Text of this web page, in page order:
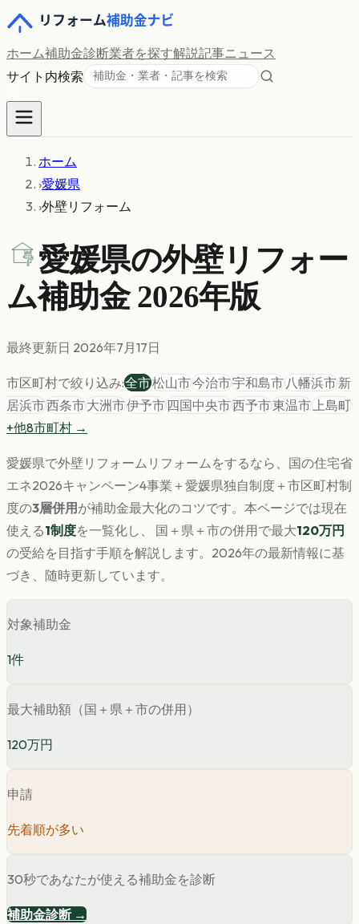
ホーム補助金診断業者を探す解説記事ニュース
サイト内検索
ホーム
›愛媛県
›外壁リフォーム
愛媛県の外壁リフォー
ム補助金 2026年版
最終更新日 2026年7月17日
市区町村で絞り込み:全市松山市今治市宇和島市八幡浜市新
居浜市西条市大洲市伊予市四国中央市西予市東温市上島町
+他8市町村 →
愛媛県で外壁リフォーム リフォームをするなら、国の住宅省
エネ2026キャンペーン4事業＋ 愛媛県独自制度＋市区町村制
度の3層併用 が補助金最大化のコツです。 本ページでは現在
使える1制度を一覧化し、 国＋県＋市の併用で最大120万円
の受給を目指す手順を解説します。 2026年の最新情報に基
づき、随時更新しています。
対象補助金
1件
最大補助額（国＋県＋市の併用）
120万円
申請
先着順が多い
30秒であなたが使える補助金を診断
補助金診断 →